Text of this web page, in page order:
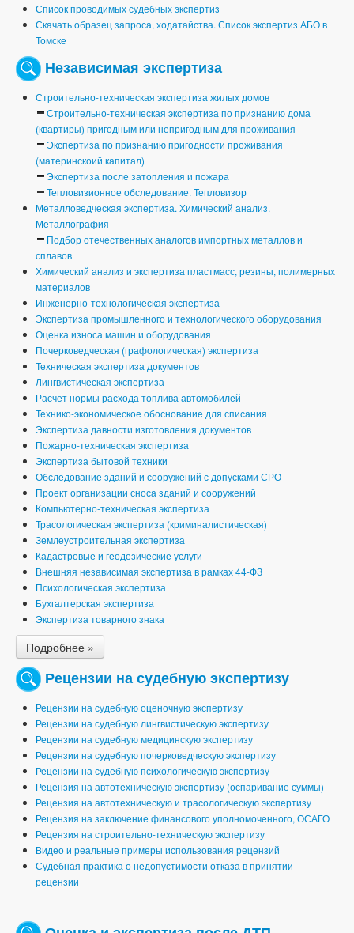
Список проводимых судебных экспертиз
Скачать образец запроса, ходатайства. Список экспертиз АБО в
Томске
Независимая экспертиза
Строительно-техническая экспертиза жилых домов
Строительно-техническая экспертиза по признанию дома
(квартиры) пригодным или непригодным для проживания
Экспертиза по признанию пригодности проживания
(материнскоий капитал)
Экспертиза после затопления и пожара
Тепловизионное обследование. Тепловизор
Металловедческая экспертиза. Химический анализ.
Металлография
Подбор отечественных аналогов импортных металлов и
сплавов
Химический анализ и экспертиза пластмасс, резины, полимерных
материалов
Инженерно-технологическая экспертиза
Экспертиза промышленного и технологического оборудования
Оценка износа машин и оборудования
Почерковедческая (графологическая) экспертиза
Техническая экспертиза документов
Лингвистическая экспертиза
Расчет нормы расхода топлива автомобилей
Технико-экономическое обоснование для списания
Экспертиза давности изготовления документов
Пожарно-техническая экспертиза
Экспертиза бытовой техники
Обследование зданий и сооружений с допусками СРО
Проект организации сноса зданий и сооружений
Компьютерно-техническая экспертиза
Трасологическая экспертиза (криминалистическая)
Землеустроительная экспертиза
Кадастровые и геодезические услуги
Внешняя независимая экспертиза в рамках 44-ФЗ
Психологическая экспертиза
Бухгалтерская экспертиза
Экспертиза товарного знака
Подробнее »
Рецензии на судебную экспертизу
Рецензии на судебную оценочную экспертизу
Рецензии на судебную лингвистическую экспертизу
Рецензии на судебную медицинскую экспертизу
Рецензии на судебную почерковедческую экспертизу
Рецензии на судебную психологическую экспертизу
Рецензия на автотехническую экспертизу (оспаривание суммы)
Рецензия на автотехническую и трасологическую экспертизу
Рецензия на заключение финансового уполномоченного, ОСАГО
Рецензия на строительно-техническую экспертизу
Видео и реальные примеры использования рецензий
Судебная практика о недопустимости отказа в принятии
рецензии